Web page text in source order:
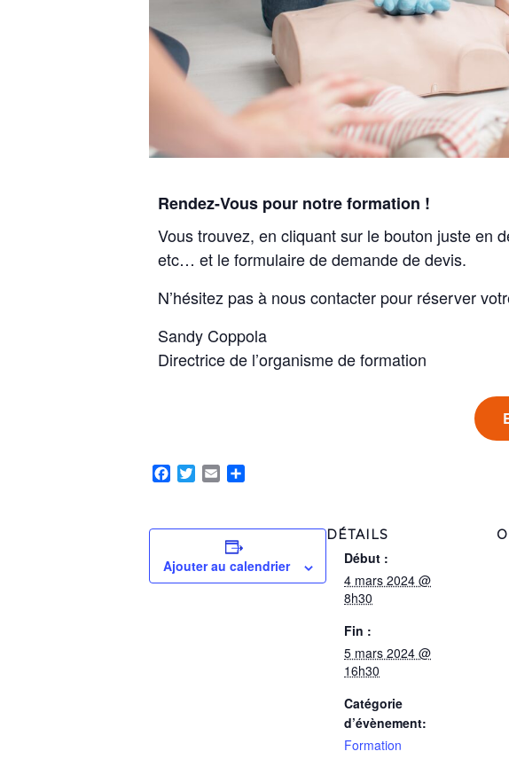
Rendez-Vous pour notre formation !
Vous trouvez, en cliquant sur le bouton juste en
etc… et le formulaire de demande de devis.
N’hésitez pas à nous contacter pour réserver
Sandy Coppola
Directrice de l’organisme de formation
Facebook
TwitterEmail
Ajouter au calendrier
DÉTAILS
Début :
4 mars 2024 @
8h30
Fin :
5 mars 2024 @
16h30
Catégorie
d’évènement:
Formation